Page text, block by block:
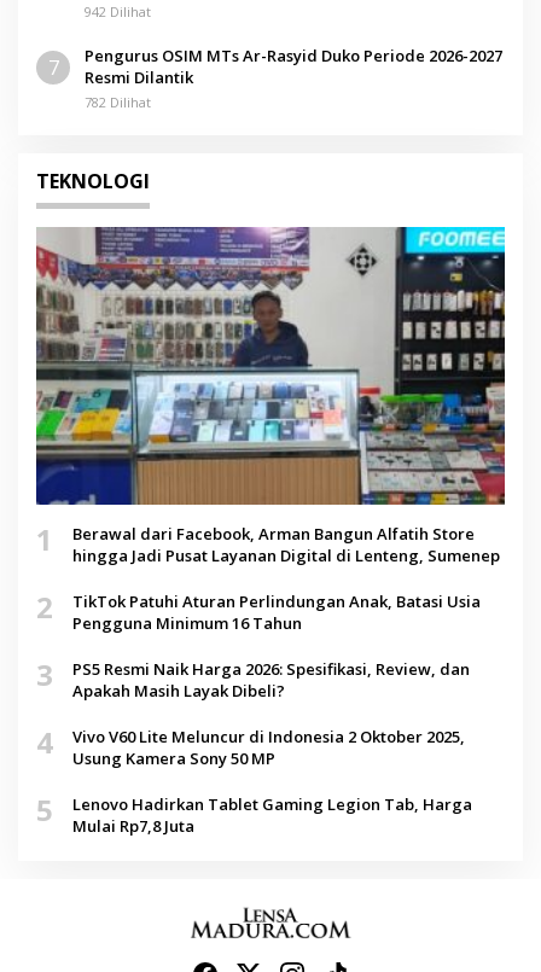
942 Dilihat
7
Pengurus OSIM MTs Ar-Rasyid Duko Periode 2026-2027
Resmi Dilantik
782 Dilihat
TEKNOLOGI
1
Berawal dari Facebook, Arman Bangun Alfatih Store
hingga Jadi Pusat Layanan Digital di Lenteng, Sumenep
2
TikTok Patuhi Aturan Perlindungan Anak, Batasi Usia
Pengguna Minimum 16 Tahun
3
PS5 Resmi Naik Harga 2026: Spesifikasi, Review, dan
Apakah Masih Layak Dibeli?
4
Vivo V60 Lite Meluncur di Indonesia 2 Oktober 2025,
Usung Kamera Sony 50 MP
5
Lenovo Hadirkan Tablet Gaming Legion Tab, Harga
Mulai Rp7,8 Juta